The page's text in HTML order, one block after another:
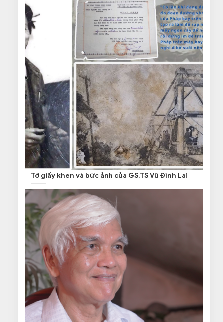
Tờ giấy khen và bức ảnh của GS.TS Vũ Đình Lai